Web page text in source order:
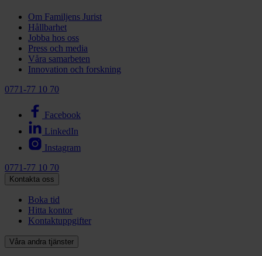
Om Familjens Jurist
Hållbarhet
Jobba hos oss
Press och media
Våra samarbeten
Innovation och forskning
0771-77 10 70
Facebook
LinkedIn
Instagram
0771-77 10 70
Kontakta oss
Boka tid
Hitta kontor
Kontaktuppgifter
Våra andra tjänster